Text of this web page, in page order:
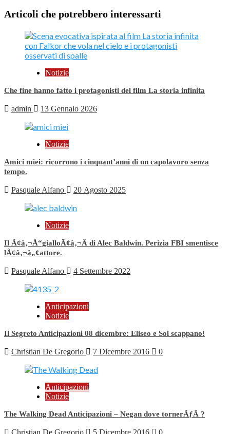
Articoli che potrebbero interessarti
Notizie
Che fine hanno fatto i protagonisti del film La storia infinita
admin 13 Gennaio 2026
Notizie
Amici miei: ricorrono i cinquant’anni di un capolavoro senza
tempo.
Pasquale Alfano 20 Agosto 2025
Notizie
Il Ã¢â‚¬Å“gialloÃ¢â‚¬Â di Alec Baldwin. Perizia FBI smentisce
lÃ¢â‚¬â„¢attore.
Pasquale Alfano 4 Settembre 2022
Anticipazioni
Notizie
Il Segreto Anticipazioni 08 dicembre: Eliseo e Sol scappano!
Christian De Gregorio 7 Dicembre 2016 0
Anticipazioni
Notizie
The Walking Dead Anticipazioni – Negan dove tornerÃƒÂ ?
Christian De Gregorio 5 Dicembre 2016 0